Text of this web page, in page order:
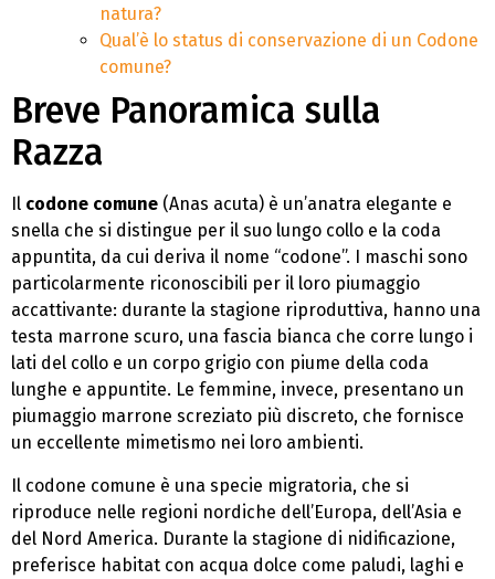
natura?
Qual’è lo status di conservazione di un Codone
comune?
Breve Panoramica sulla
Razza
Il codone comune (Anas acuta) è un’anatra elegante e
snella che si distingue per il suo lungo collo e la coda
appuntita, da cui deriva il nome “codone”. I maschi sono
particolarmente riconoscibili per il loro piumaggio
accattivante: durante la stagione riproduttiva, hanno una
testa marrone scuro, una fascia bianca che corre lungo i
lati del collo e un corpo grigio con piume della coda
lunghe e appuntite. Le femmine, invece, presentano un
piumaggio marrone screziato più discreto, che fornisce
un eccellente mimetismo nei loro ambienti.
Il codone comune è una specie migratoria, che si
riproduce nelle regioni nordiche dell’Europa, dell’Asia e
del Nord America. Durante la stagione di nidificazione,
preferisce habitat con acqua dolce come paludi, laghi e